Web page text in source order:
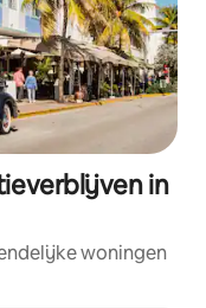
in
woningen